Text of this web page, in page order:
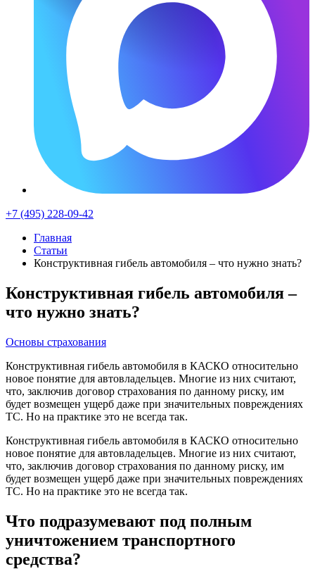
+7 (495) 228-09-42
Главная
Статьи
Конструктивная гибель автомобиля – что нужно знать?
Конструктивная гибель автомобиля –
что нужно знать?
Основы страхования
Конструктивная гибель автомобиля в КАСКО относительно
новое понятие для автовладельцев. Многие из них считают,
что, заключив договор страхования по данному риску, им
будет возмещен ущерб даже при значительных повреждениях
ТС. Но на практике это не всегда так.
Конструктивная гибель автомобиля в КАСКО относительно
новое понятие для автовладельцев. Многие из них считают,
что, заключив договор страхования по данному риску, им
будет возмещен ущерб даже при значительных повреждениях
ТС. Но на практике это не всегда так.
Что подразумевают под полным
уничтожением транспортного
средства?